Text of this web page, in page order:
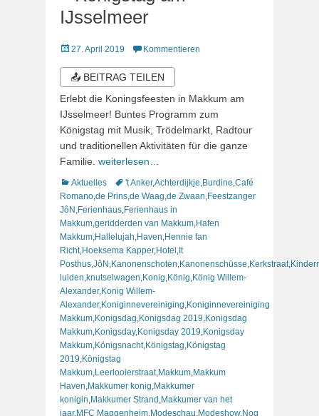
IJsselmeer
Veröffentlicht
27. April 2019 Kommentieren
📤 BEITRAG TEILEN
Erlebt die Koningsfeesten in Makkum am
IJsselmeer! Buntes Programm zum
Königstag mit Musik, Trödelmarkt, Radtour
und traditionellen Aktivitäten für die ganze
Familie. weiterlesen…
Kategorien
Aktuelles Schlagworte
't Anker,Achterdijkje Burdine Café
Romano de Prins de Waag de Zwaan Feestzanger
JôN Ferienhaus Ferienhaus in
Makkum geridderden van Makkum Hafen
Makkum Hallelujah Haven Hennie fan
Richt, Hoeksema Kapper, Hotel It
Posthus JôN Kanonenschoten Kanonenschüsse Kerkstraat
luiden knutselwagen Konig König König Willem-
Alexander, Konig Willem-
Alexander, Koniginnevereiniging Koniginnevereiniging
Makkum Konigsdag Konigsdag 2019 Konigsdag
Makkum Konigsday, Konigsday 2019 Konigsday
Makkum Königsnacht, Königstag Königstag
2019 Königstag
Makkum Leerlooierstraat, Makkum Makkum
Haven Makkumer konig Makkumer
konigin Makkumer Strand Makkumer van het
jaar, MFC Maggenheim Modeschau Modeshow, Nog